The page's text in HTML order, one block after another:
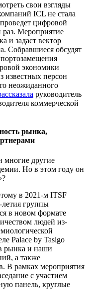
свои взгляды
ICL не стала
цифровой
Мероприятие
и задаст вектор
Собравшиеся обсудят
экономики
известных персон
неожиданного
руководитель
коммерческой
рынка,
другие
Но в этом году он
в 2021-м ITSF
летия группы
в новом формате
людей из-
Palace by Tasigo
рынка и наши
а также
В рамках мероприятия
с участием
панель, круглые